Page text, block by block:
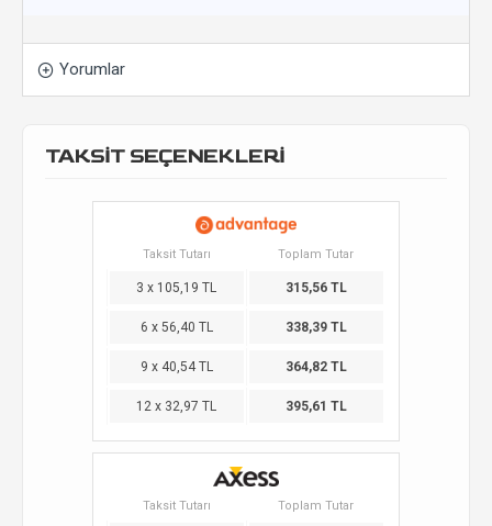
Yorumlar
TAKSİT SEÇENEKLERİ
Taksit Tutarı Toplam Tutar
3 x 105,19 TL 315,56 TL
6 x 56,40 TL 338,39 TL
9 x 40,54 TL 364,82 TL
12 x 32,97 TL 395,61 TL
Taksit Tutarı Toplam Tutar